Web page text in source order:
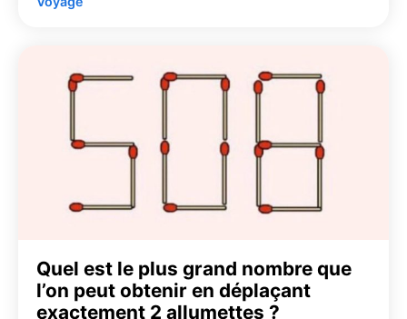
Quel est le plus grand nombre que
l’on peut obtenir en déplaçant
exactement 2 allumettes ?